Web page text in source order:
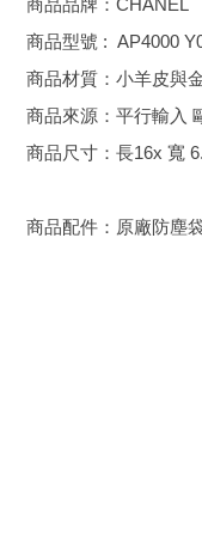
商品品牌：CHANEL
商品型號 : AP4000
商品材質：小羊皮與
商品來源：平行輸入
商品尺寸：長16x 寬
商品配件：原廠防塵